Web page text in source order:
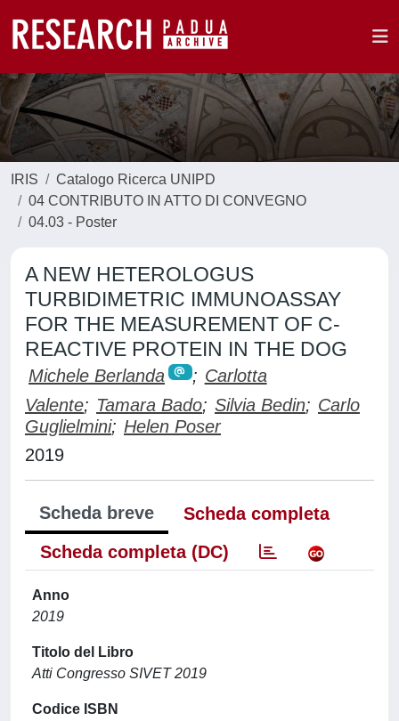
IRIS
Catalogo Ricerca UNIPD
04 CONTRIBUTO IN ATTO DI CONVEGNO
04.03 - Poster
A NEW HETEROLOGUS
TURBIDIMETRIC IMMUNOASSAY
FOR THE MEASUREMENT OF C-
REACTIVE PROTEIN IN THE DOG
Michele Berlanda ; Carlotta
Valente; Tamara Bado; Silvia Bedin; Carlo
Guglielmini; Helen Poser
2019
Scheda breve
Scheda completa
Scheda completa (DC)
Anno
2019
Titolo del Libro
Atti Congresso SIVET 2019
Codice ISBN